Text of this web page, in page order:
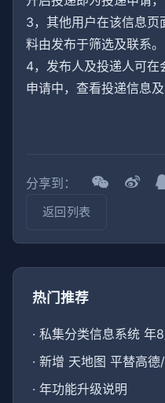
3，其他用户在该信息页
料由发布于筛选及联系。
4，发布人及投递人可在
申请中，查看投递信息及
分享到：
返回列表
热门推荐
· 私集分类信息系统 年
· 新增 天地图 平替高德/
· 年功能升级说明